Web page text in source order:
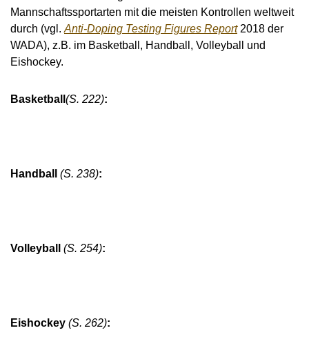
Mannschaftssportarten mit die meisten Kontrollen weltweit
durch (vgl. Anti-Doping Testing Figures Report2018 der
WADA), z.B. im Basketball, Handball, Volleyball und
Eishockey.
Basketball (S. 222):
Handball (S. 238):
Volleyball (S. 254):
Eishockey (S. 262):